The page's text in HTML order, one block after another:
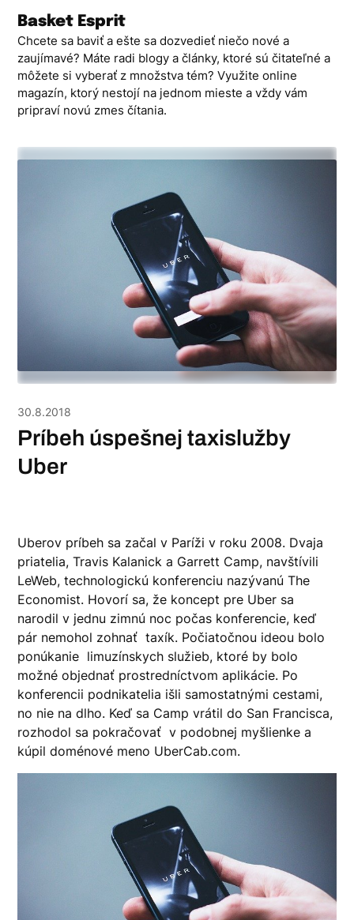
content
Basket Esprit
Chcete sa baviť a ešte sa dozvedieť niečo nové a
zaujímavé? Máte radi blogy a články, ktoré sú čitateľné a
môžete si vyberať z množstva tém? Využite online
magazín, ktorý nestojí na jednom mieste a vždy vám
pripraví novú zmes čítania.
30.8.2018
Príbeh úspešnej taxislužby
Uber
Uberov príbeh sa začal v Paríži v roku 2008. Dvaja
priatelia, Travis Kalanick a Garrett Camp, navštívili
LeWeb, technologickú konferenciu nazývanú The
Economist. Hovorí sa, že koncept pre Uber sa
narodil v jednu zimnú noc počas konferencie, keď
pár nemohol zohnať taxík. Počiatočnou ideou bolo
ponúkanie limuzínskych služieb, ktoré by bolo
možné objednať prostredníctvom aplikácie. Po
konferencii podnikatelia išli samostatnými cestami,
no nie na dlho. Keď sa Camp vrátil do San Francisca,
rozhodol sa pokračovať v podobnej myšlienke a
kúpil doménové meno UberCab.com.